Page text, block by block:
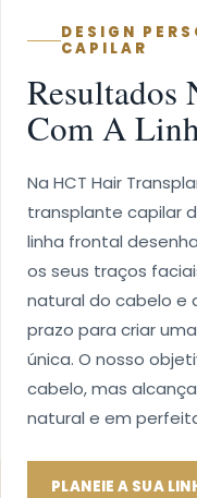
DESIGN
CAPILAR
Resultados
Com A
Na HCT Hair
transplante capilar
linha frontal
os seus traços
natural do cabelo e
prazo para criar
única. O nosso
cabelo, mas
natural e em
PLANEIE A SUA